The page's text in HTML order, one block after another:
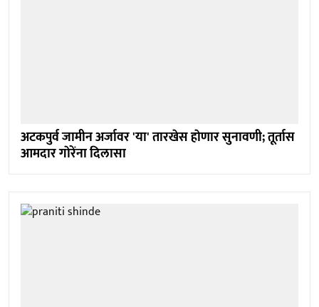
अटकपुर्व जामीन अर्जावर 'या' तारखेस हाेणार सुनावणी; तूर्तास
आमदार गाेरेंना दिलासा